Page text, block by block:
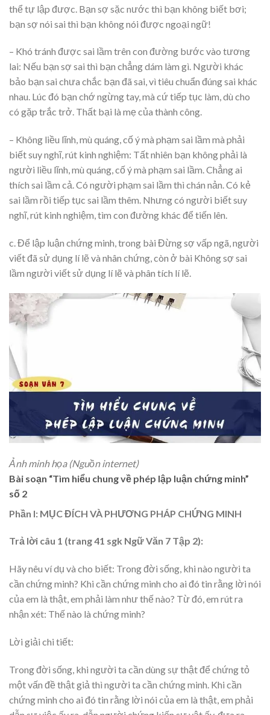
thể tự lập được. Bạn sợ sặc nước thì bạn không biết bơi;
bạn sợ nói sai thì bạn không nói được ngoại ngữ!
– Khó tránh được sai lầm trên con đường bước vào tương
lai: Nếu bạn sợ sai thì bạn chẳng dám làm gì. Người khác
bảo bạn sai chưa chắc bạn đã sai, vì tiêu chuẩn đúng sai khác
nhau. Lúc đó bạn chớ ngừng tay, mà cứ tiếp tục làm, dù cho
có gặp trắc trở. Thất bại là mẹ của thành công.
– Không liều lĩnh, mù quáng, cố ý mà phạm sai lầm mà phải
biết suy nghĩ, rút kinh nghiệm: Tất nhiên bạn không phải là
người liều lĩnh, mù quáng, cố ý mà phạm sai lầm. Chẳng ai
thích sai lầm cả. Có người phạm sai lầm thì chán nản. Có kẻ
sai lầm rồi tiếp tục sai lầm thêm. Nhưng có người biết suy
nghĩ, rút kinh nghiệm, tìm con đường khác để tiến lên.
c. Để lập luận chứng minh, trong bài Đừng sợ vấp ngã, người
viết đã sử dụng lí lẽ và nhân chứng, còn ở bài Không sợ sai
lầm người viết sử dụng lí lẽ và phân tích lí lẽ.
Ảnh minh họa (Nguồn internet)
Bài soạn “Tìm hiểu chung về phép lập luận chứng minh”
số 2
Phần I: MỤC ĐÍCH VÀ PHƯƠNG PHÁP CHỨNG MINH
Trả lời câu 1 (trang 41 sgk Ngữ Văn 7 Tập 2):
Hãy nêu ví dụ và cho biết: Trong đời sống, khi nào người ta
cần chứng minh? Khi cần chứng minh cho ai đó tin rằng lời nói
của em là thật, em phải làm như thế nào? Từ đó, em rút ra
nhận xét: Thế nào là chứng minh?
Lời giải chi tiết:
Trong đời sống, khi người ta cần dùng sự thật để chứng tỏ
một vấn đề thật giả thì người ta cần chứng minh. Khi cần
chứng minh cho ai đó tin rằng lời nói của em là thật, em phải